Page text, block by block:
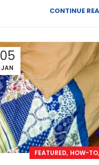
CONTINUE
05
JAN
FEATURED, HOW-TO,